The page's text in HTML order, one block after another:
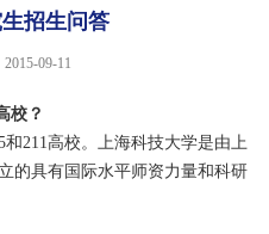
招生问答
09-11
校？
211高校。上海科技大学是由上
的具有国际水平师资力量和科研